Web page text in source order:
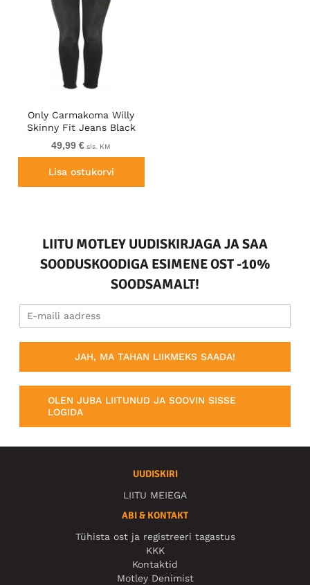
Only Carmakoma Willy
Skinny Fit Jeans Black
49,99 € sis. KM
Lisa ostukorvi
LIITU MOTLEY UUDISKIRJAGA JA SAA
SOODUSKOODIGA ESIMENE OST -10%
SOODSAMALT!
JAH, MA TAHAN LIIKMEKS SAADA!
OLEN JUBA LIITUNUD JA SOOVIN SISSE
LOGIDA
UUDISKIRI
LIITU MEIEGA
ABI & KONTAKT
Tühista ost ja registreeri tagastus
KKK
Kontaktid
Motley Denimist